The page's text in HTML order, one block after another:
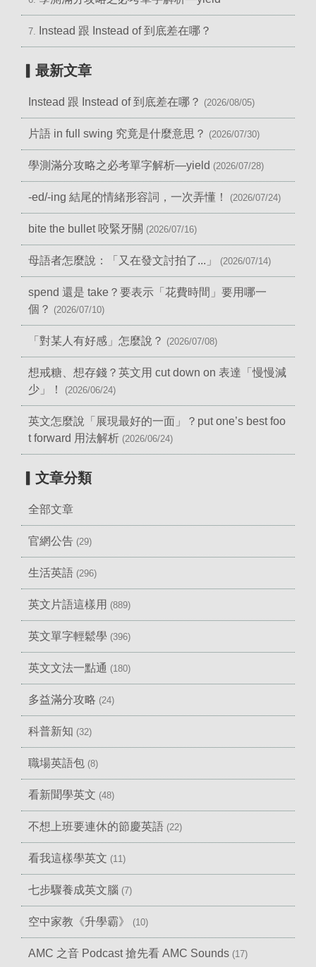
7. Instead 跟 Instead of 到底差在哪？
▎最新文章
Instead 跟 Instead of 到底差在哪？ (2026/08/05)
片語 in full swing 究竟是什麼意思？ (2026/07/30)
學測滿分攻略之必考單字解析—yield (2026/07/28)
-ed/-ing 結尾的情緒形容詞，一次弄懂！ (2026/07/24)
bite the bullet 咬緊牙關 (2026/07/16)
母語者怎麼說：「又在發文討拍了...」 (2026/07/14)
spend 還是 take？要表示「花費時間」要用哪一
個？ (2026/07/10)
「對某人有好感」怎麼說？ (2026/07/08)
想戒糖、想存錢？英文用 cut down on 表達「慢慢減
少」！
(2026/06/24)
英文怎麼說「展現最好的一面」？put one’s best foo
t forward 用法解析 (2026/06/24)
▎文章分類
全部文章
官網公告 (29)
生活英語 (296)
英文片語這樣用 (889)
英文單字輕鬆學 (396)
英文文法一點通 (180)
多益滿分攻略 (24)
科普新知 (32)
職場英語包 (8)
看新聞學英文 (48)
不想上班要連休的節慶英語 (22)
看我這樣學英文 (11)
七步驟養成英文腦 (7)
空中家教《升學霸》 (10)
AMC 之音 Podcast 搶先看 AMC Sounds (17)